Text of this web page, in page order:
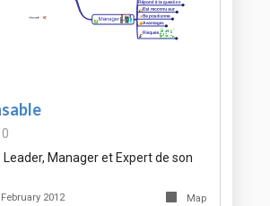
0
Manager et Expert de son
February 2012 Map